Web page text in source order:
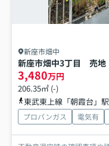
新座市畑中
新座市畑中3丁目 売地
3,480万円
206.35㎡ (-)
東武東上線「朝霞台」
プロパンガス 電気有